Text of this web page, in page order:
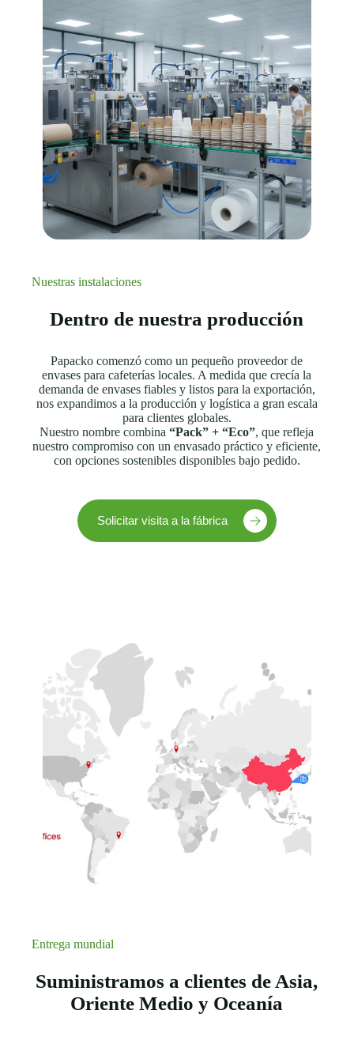
Nuestras instalaciones
Dentro de nuestra producción
Papacko comenzó como un pequeño proveedor de
envases para cafeterías locales. A medida que crecía la
demanda de envases fiables y listos para la exportación,
nos expandimos a la producción y logística a gran escala
para clientes globales.
Nuestro nombre combina“Pack” + “Eco”, que refleja
nuestro compromiso con un envasado práctico y eficiente,
con opciones sostenibles disponibles bajo pedido.
Solicitar visita a la fábrica
Entrega mundial
Suministramos a clientes de Asia,
Oriente Medio y Oceanía